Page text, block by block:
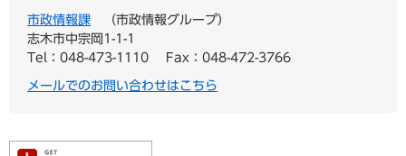
市政情報課
市政情報グループ
志木市中宗岡1-1-1
Tel：048-473-1110
Fax：048-472-3766
メールでのお問い合わせはこちら